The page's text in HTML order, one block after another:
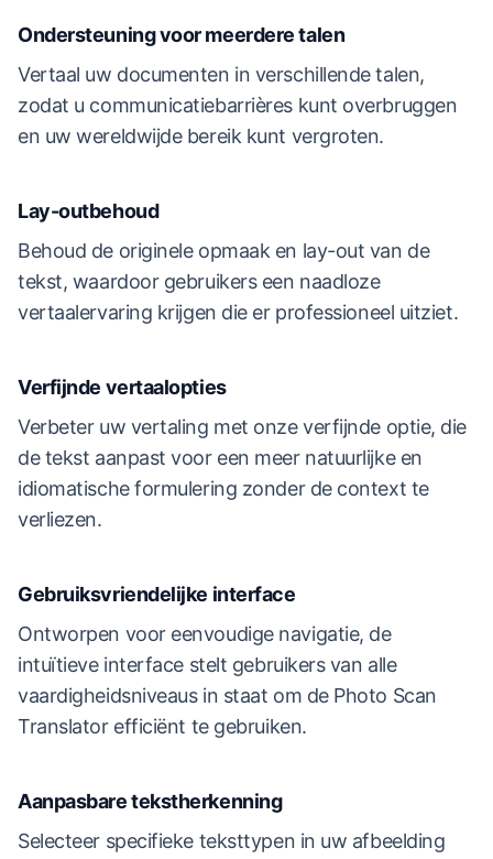
Ondersteuning voor meerdere talen
Vertaal uw documenten in verschillende talen,
zodat u communicatiebarrières kunt overbruggen
en uw wereldwijde bereik kunt vergroten.
Lay-outbehoud
Behoud de originele opmaak en lay-out van de
tekst, waardoor gebruikers een naadloze
vertaalervaring krijgen die er professioneel uitziet.
Verfijnde vertaalopties
Verbeter uw vertaling met onze verfijnde optie, die
de tekst aanpast voor een meer natuurlijke en
idiomatische formulering zonder de context te
verliezen.
Gebruiksvriendelijke interface
Ontworpen voor eenvoudige navigatie, de
intuïtieve interface stelt gebruikers van alle
vaardigheidsniveaus in staat om de Photo Scan
Translator efficiënt te gebruiken.
Aanpasbare tekstherkenning
Selecteer specifieke teksttypen in uw afbeelding